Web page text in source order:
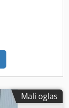
Mali oglas